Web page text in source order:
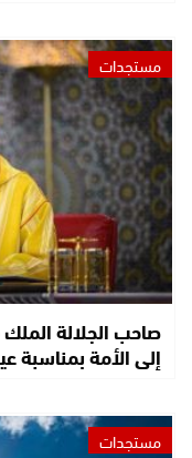
مستجدات
صاحب الجلالة
إلى الأمة بمناسبة
مستجدات